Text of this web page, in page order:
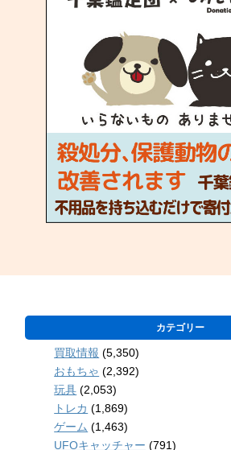
カテゴリー
買取情報 (5,350)
おもちゃ (2,392)
玩具 (2,053)
トレカ (1,869)
ゲーム (1,463)
UFOキャッチャー (791)